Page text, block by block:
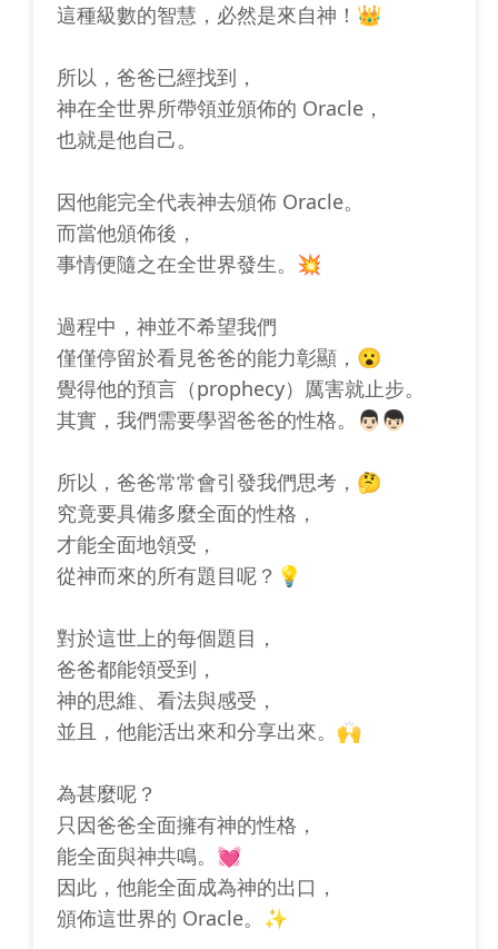
這種級數的智慧，必然是來自神！👑
所以，爸爸已經找到，
神在全世界所帶領並頒佈的 Oracle，
也就是他自己。
因他能完全代表神去頒佈 Oracle。
而當他頒佈後，
事情便隨之在全世界發生。💥
過程中，神並不希望我們
僅僅停留於看見爸爸的能力彰顯，😮
覺得他的預言（prophecy）厲害就止步。
其實，我們需要學習爸爸的性格。👨🏻👦🏻
所以，爸爸常常會引發我們思考，🤔
究竟要具備多麼全面的性格，
才能全面地領受，
從神而來的所有題目呢？💡
對於這世上的每個題目，
爸爸都能領受到，
神的思維、看法與感受，
並且，他能活出來和分享出來。🙌
為甚麼呢？
只因爸爸全面擁有神的性格，
能全面與神共鳴。💓
因此，他能全面成為神的出口，
頒佈這世界的 Oracle。✨